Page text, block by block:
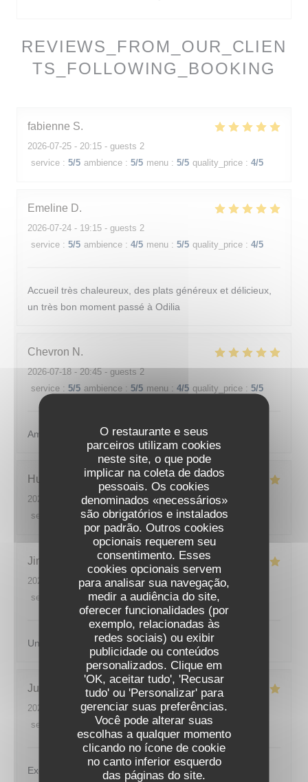
O restaurante e seus
parceiros utilizam cookies
neste site, o que pode
implicar na coleta de dados
pessoais. Os cookies
denominados «necessários»
são obrigatórios e instalados
por padrão. Outros cookies
opcionais requerem seu
consentimento. Esses
cookies opcionais servem
para analisar sua navegação,
medir a audiência do site,
oferecer funcionalidades (por
exemplo, relacionadas às
redes sociais) ou exibir
publicidade ou conteúdos
personalizados. Clique em
'OK, aceitar tudo', 'Recusar
tudo' ou 'Personalizar' para
gerenciar suas preferências.
Você pode alterar suas
escolhas a qualquer momento
clicando no ícone de cookie
no canto inferior esquerdo
das páginas do site.
REVIEWS_FROM_OUR_CLIEN
TS_FOLLOWING_BOOKING
fabienne S
2026-07-25 - 20:15 - guests 2
service : 5/5 ambience : 5/5 menu : 5/5 quality_price : 4/5
Emeline D
2026-07-24 - 19:15 - guests 2
service : 5/5 ambience : 4/5 menu : 5/5 quality_price : 4/5
Accueil très chaleureux, des plats généreux et délicieux,
un très bon moment passé à Odilia
Chevron N
2026-07-18 - 20:45 - guests 2
service : 5/5 ambience : 5/5 menu : 4/5 quality_price : 5/5
Ambiance sympathique et nourriture originale
Hugo
2026-07-08
- 20:30 - guests 2
service
ambience: 4/5 menu: 5/5 quality_price
Jimmy
2026-07-07
- 20:00 - guests 2
service
ambience: 5/5 menu: 5 /5 quality_price
Un lieu magnifique et une cuisine incroyable , merci.
Justin
2026-07-07
- 19:30 - guests 2
service
ambience : 5/5 menu: 5/5 quality_price
Excellent et service très sympa
ODÍLIA RESTAURANT